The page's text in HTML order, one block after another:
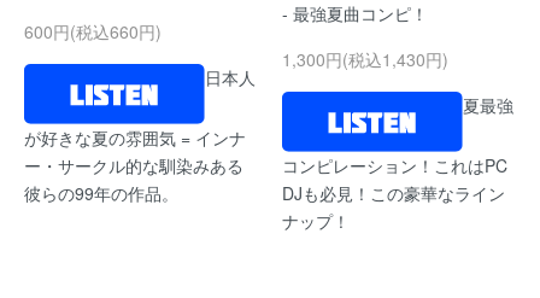
600円(税込660円)
日本人
が好きな夏の雰囲気 = インナ
ー・サークル的な馴染みある
彼らの99年の作品。
- 最強夏曲コンピ！
1,300円(税込1,430円)
夏最強
コンピレーション！これはPC
DJも必見！この豪華なライン
ナップ！